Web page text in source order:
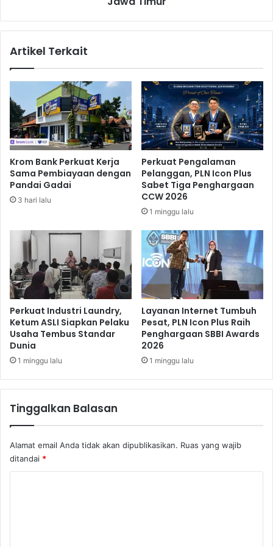
o
a
R
O
p
t
i
m
i
s
i
u
a
n
g
P
e
r
t
m
u
n
K
r
m
E
N
i
n
o
,
R
P
u
l
i
S
a
l
u
r
A
i
B
e
r
Artikel Terkait
Krom Bank Perkuat Kerja
Sama Pembiayaan dengan
Pandai Gadai
3 hari lalu
Perkuat Pengalaman
Pelanggan, PLN Icon Plus
Sabet Tiga Penghargaan
CCW 2026
1 minggu lalu
Perkuat Industri Laundry,
Ketum ASLI Siapkan Pelaku
Usaha Tembus Standar
Dunia
1 minggu lalu
Layanan Internet Tumbuh
Pesat, PLN Icon Plus Raih
Penghargaan SBBI Awards
2026
1 minggu lalu
Tinggalkan Balasan
Alamat email Anda tidak akan dipublikasikan. Ruas yang wajib
ditandai *